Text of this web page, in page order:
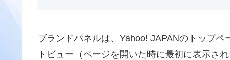
ブランドパネルは、Yahoo! JAPANのトップ
トビュー（ページを開いた時に最初に表示さ